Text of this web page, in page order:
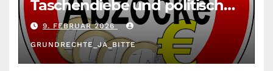
Taschendiebe und politisch
unberechenbar
9. FEBRUAR 2026
GRUNDRECHTE_JA_BITTE